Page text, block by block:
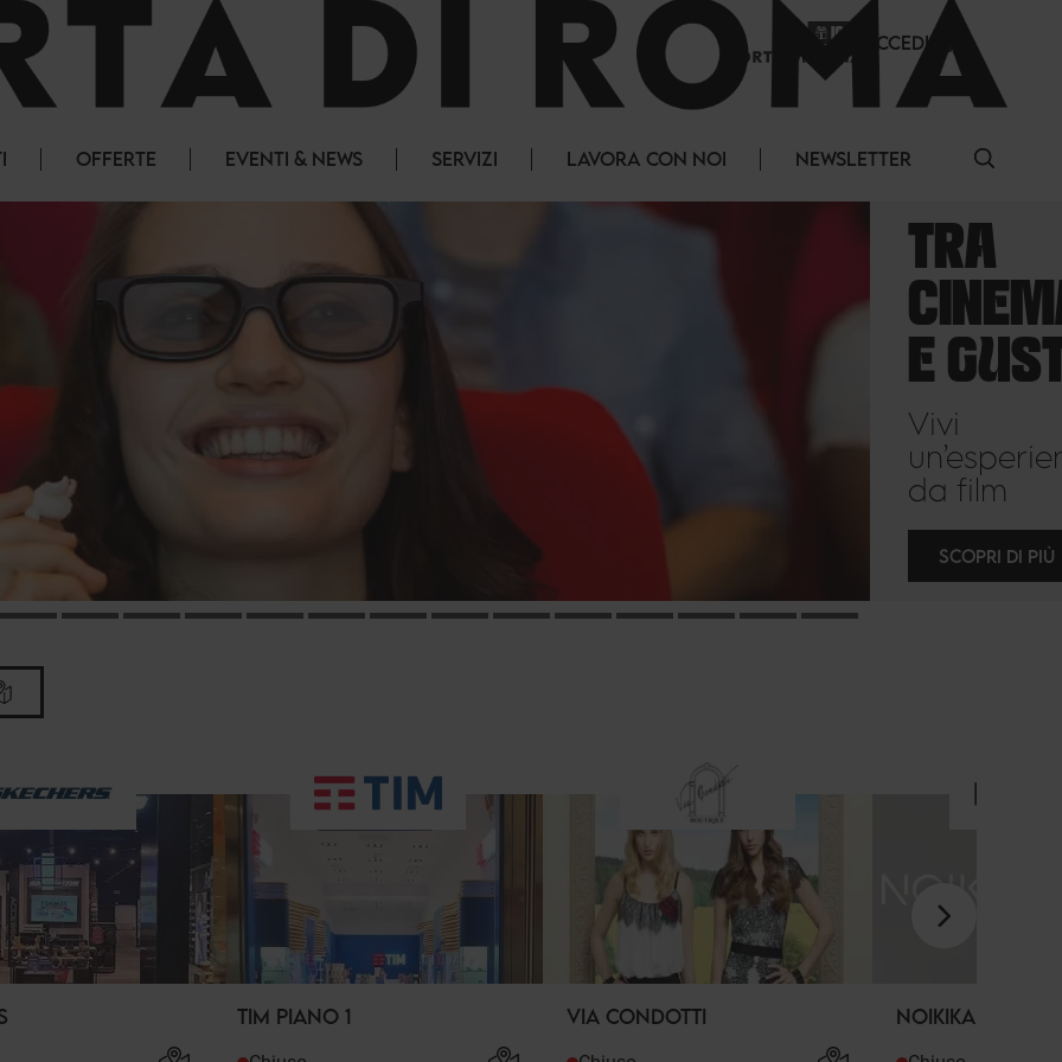
ACCEDI
OFFERTE EVENTI & NEWS SERVIZI LAVORA CON NOI NEWSLETTER
TRA
CINEMA
E GUSTO
un’esperienza
da film
SCOPRI DI PIÙ
TIM PIANO 1 VIA CONDOTTI NOIKIKA